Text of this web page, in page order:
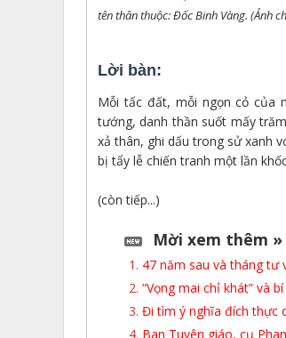
tên thân thuộc: Đốc Binh Vàng. (Ảnh
Lời bàn:
Mỗi tấc đất, mỗi ngọn cỏ của
tướng, danh thần suốt mấy
xả thân, ghi dấu trong sử xanh
bị tẩy lễ chiến tranh một lần
(còn tiếp...)
Mời xem thêm »
47 năm sau và tháng tư
“Vọng mai chỉ khát” và
Đi tìm ý nghĩa đích thực
Ban Tuyên giáo, cụ